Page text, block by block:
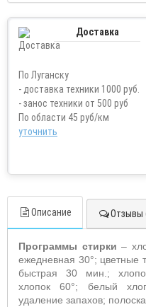
Доставка
По Луганску
- доставка техники 1000 руб.
- занос техники от 500 руб
По области 45 руб/км
уточнить
Описание Отзывы
Программы стирки–
ежедневная 30°; цветные
быстрая 30 мин.;
хлопок 60°; белый
удаление запахов;